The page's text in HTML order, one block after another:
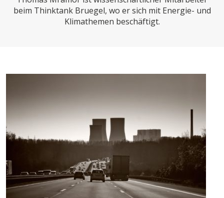
SUCHE
beim Thinktank Bruegel, wo er sich mit Energie- und
Klimathemen beschäftigt.